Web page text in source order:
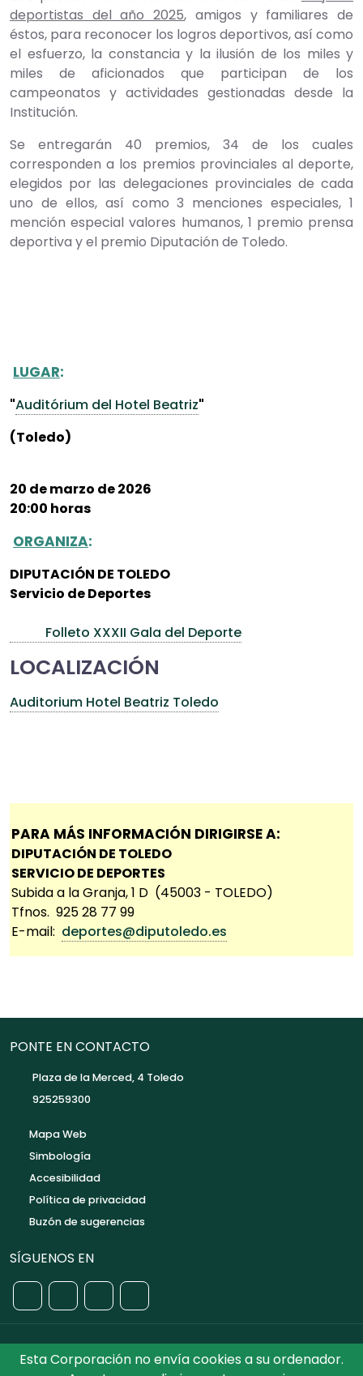
Esta Corporación no envía cookies a su ordenador.
deportistas del año 2025, amigos y familiares de
éstos, para reconocer los logros deportivos, así como
el esfuerzo, la constancia y la ilusión de los miles y
miles de aficionados que participan de los
campeonatos y actividades gestionadas desde la
Institución.
Se entregarán 40 premios, 34 de los cuales
corresponden a los premios provinciales al deporte,
elegidos por las delegaciones provinciales de cada
uno de ellos, así como 3 menciones especiales, 1
mención especial valores humanos, 1 premio prensa
deportiva y el premio Diputación de Toledo.
LUGAR:
"Auditórium del Hotel Beatriz"
(Toledo)
20 de marzo de 2026
20:00 horas
ORGANIZA:
DIPUTACIÓN DE TOLEDO
Servicio de Deportes
Folleto XXXII Gala del Deporte
LOCALIZACIÓN
Auditorium Hotel Beatriz Toledo
PARA MÁS INFORMACIÓN DIRIGIRSE A:
DIPUTACIÓN DE TOLEDO
SERVICIO DE DEPORTES
Subida a la Granja, 1 D (45003 - TOLEDO)
Tfnos. 925 28 77 99
E-mail: deportes@diputoledo.es
PONTE EN CONTACTO
Plaza de la Merced, 4 Toledo
925259300
Mapa Web
Simbología
Accesibilidad
Política de privacidad
Buzón de sugerencias
SÍGUENOS EN